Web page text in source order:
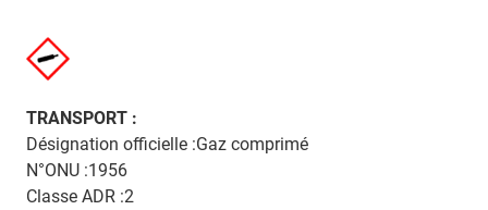
TRANSPORT :
Désignation officielle :Gaz comprimé
N°ONU :1956
Classe ADR :2